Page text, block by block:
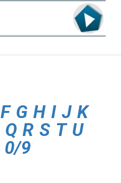
F G H I J K
Q R S T U
0/9